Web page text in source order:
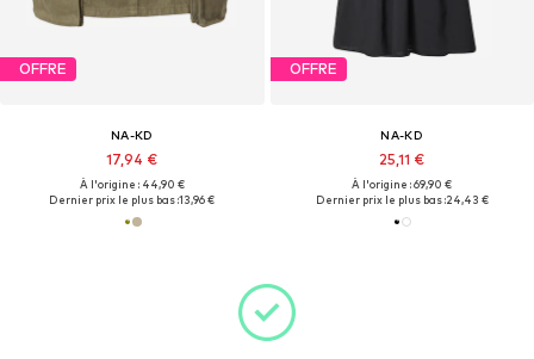
OFFRE
NA-KD
17,94 €
À l'origine : 44,90 €
Dernier prix le plus bas :13,96 €
OFFRE
NA-KD
25,11 €
À l'origine : 69,90 €
Dernier prix le plus bas :24,43 €